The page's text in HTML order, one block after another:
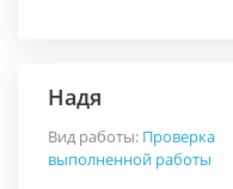
Надя
Вид работы: Проверка
выполненной работы